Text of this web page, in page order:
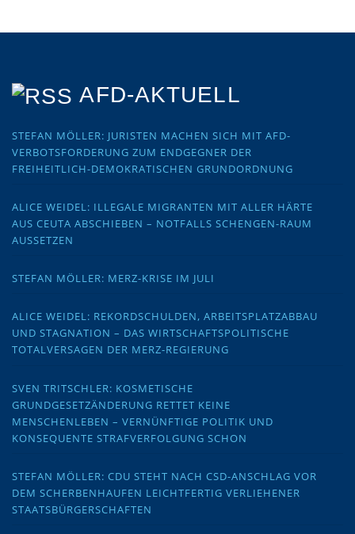
AFD-AKTUELL
STEFAN MÖLLER: JURISTEN MACHEN SICH MIT AFD-
VERBOTSFORDERUNG ZUM ENDGEGNER DER
FREIHEITLICH-DEMOKRATISCHEN GRUNDORDNUNG
ALICE WEIDEL: ILLEGALE MIGRANTEN MIT ALLER HÄRTE
AUS CEUTA ABSCHIEBEN – NOTFALLS SCHENGEN-RAUM
AUSSETZEN
STEFAN MÖLLER: MERZ-KRISE IM JULI
ALICE WEIDEL: REKORDSCHULDEN, ARBEITSPLATZABBAU
UND STAGNATION – DAS WIRTSCHAFTSPOLITISCHE
TOTALVERSAGEN DER MERZ-REGIERUNG
SVEN TRITSCHLER: KOSMETISCHE
GRUNDGESETZÄNDERUNG RETTET KEINE
MENSCHENLEBEN – VERNÜNFTIGE POLITIK UND
KONSEQUENTE STRAFVERFOLGUNG SCHON
STEFAN MÖLLER: CDU STEHT NACH CSD-ANSCHLAG VOR
DEM SCHERBENHAUFEN LEICHTFERTIG VERLIEHENER
STAATSBÜRGERSCHAFTEN